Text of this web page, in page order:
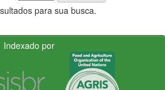
para sua busca.
Indexado por